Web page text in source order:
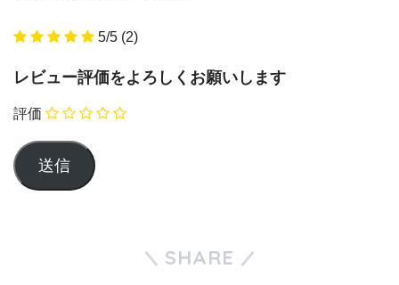
5/5 (2)
レビュー評価をよろしくお願いします
評価
SHARE